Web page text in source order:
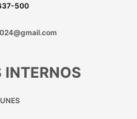
500
INTERNOS